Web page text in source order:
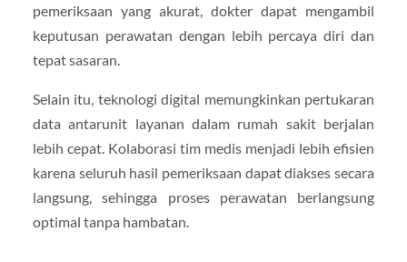
pemeriksaan yang akurat, dokter dapat mengambil
keputusan perawatan dengan lebih percaya diri dan
tepat sasaran.
Selain itu, teknologi digital memungkinkan pertukaran
data antarunit layanan dalam rumah sakit berjalan
lebih cepat. Kolaborasi tim medis menjadi lebih efisien
karena seluruh hasil pemeriksaan dapat diakses secara
langsung, sehingga proses perawatan berlangsung
optimal tanpa hambatan.